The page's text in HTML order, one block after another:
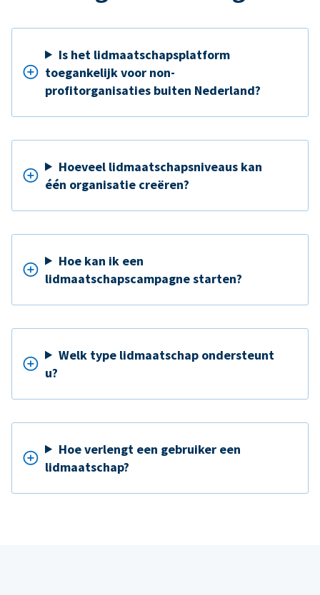
Is het lidmaatschapsplatform
toegankelijk voor non-
profitorganisaties buiten Nederland?
Hoeveel lidmaatschapsniveaus kan
één organisatie creëren?
Hoe kan ik een
lidmaatschapscampagne starten?
Welk type lidmaatschap ondersteunt
u?
Hoe verlengt een gebruiker een
lidmaatschap?